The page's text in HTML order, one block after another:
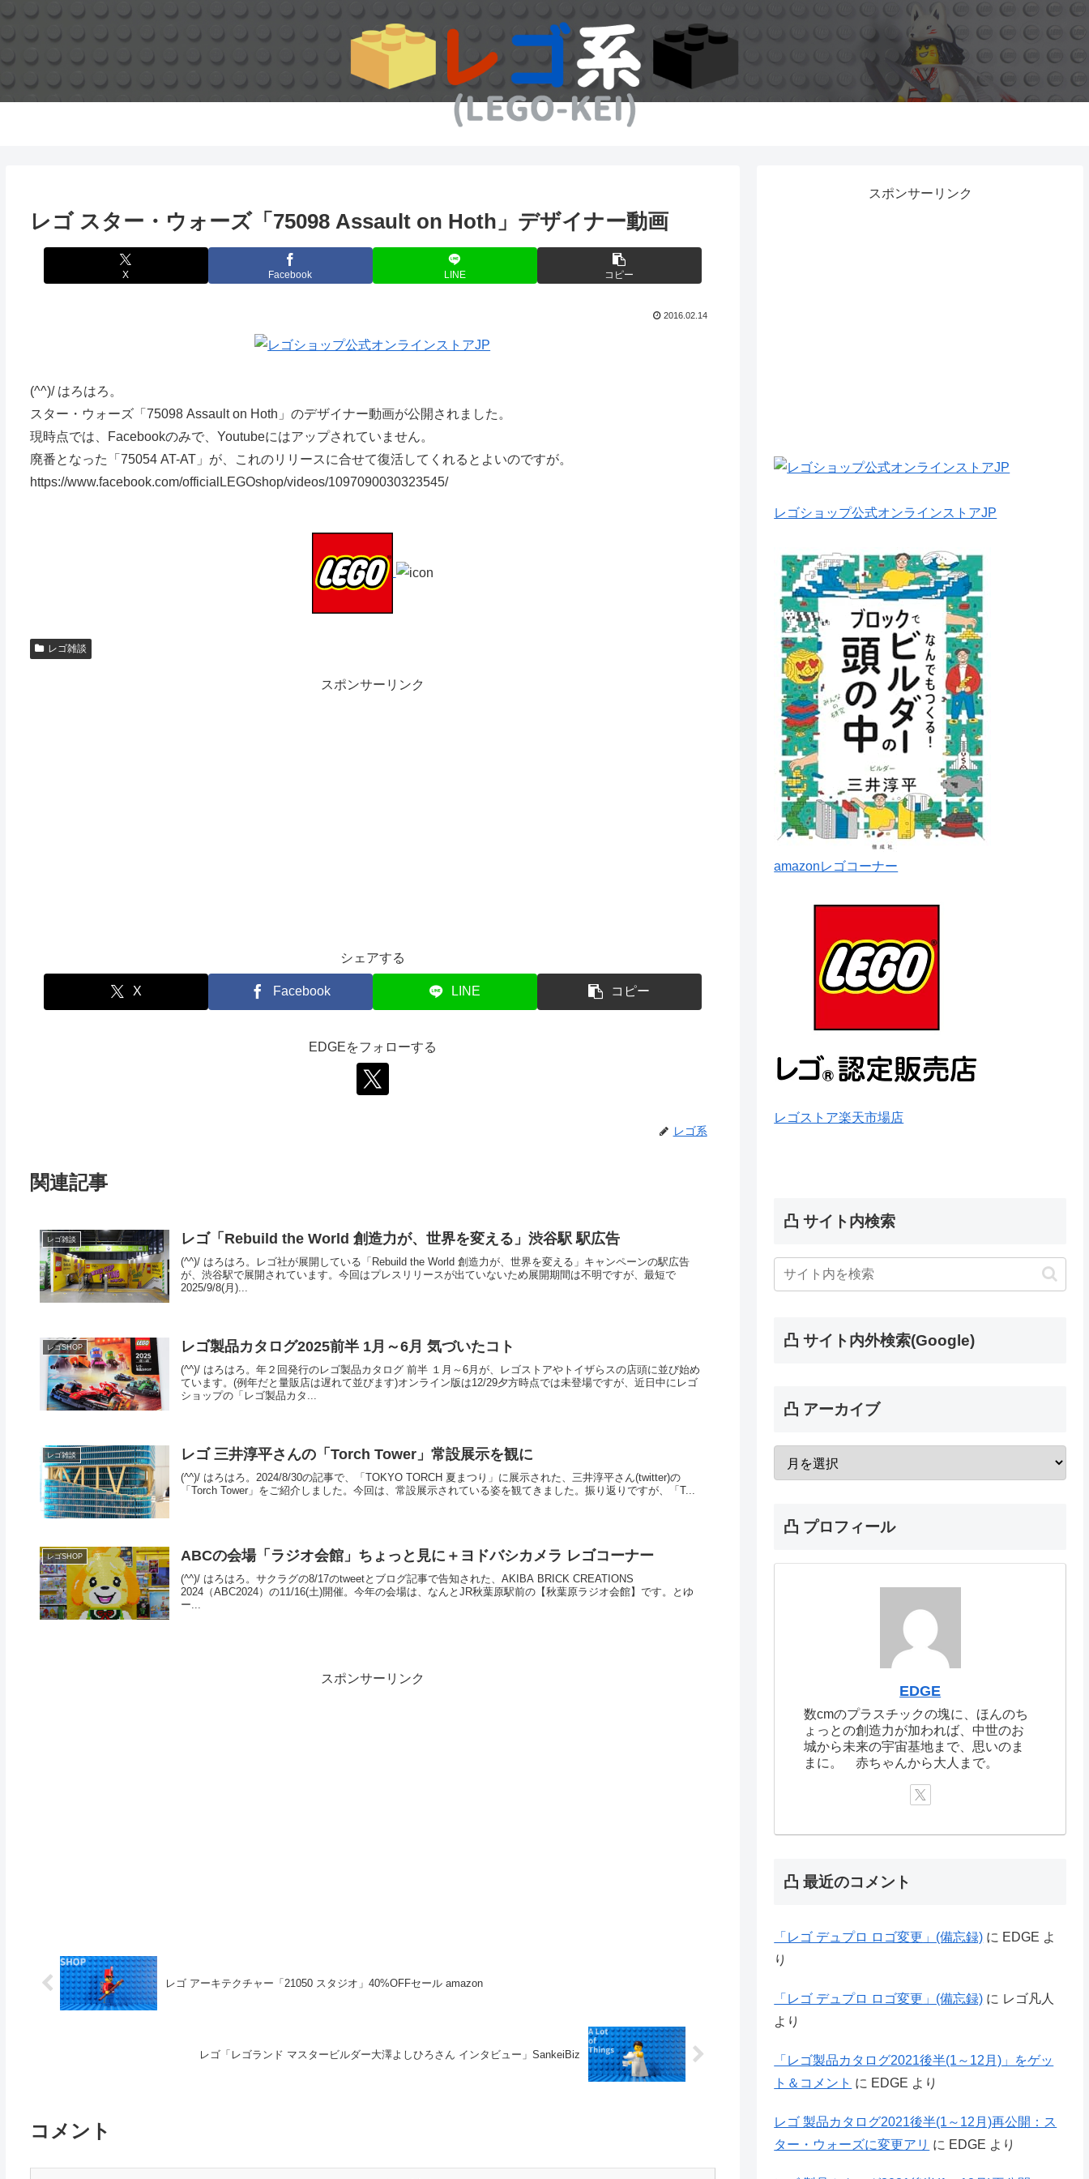
レゴ スター・ウォーズ「75098 Assault on Hoth」デザイナー動画
X Facebook LINE コピー
2016.02.14
(^^)/ はろはろ。
スター・ウォーズ「75098 Assault on Hoth」のデザイナー動画が公開されました。
現時点では、Facebookのみで、Youtubeにはアップされていません。
廃番となった「75054 AT-AT」が、これのリリースに合せて復活してくれるとよいのですが。
https://www.facebook.com/officialLEGOshop/videos/1097090030323545/
レゴ雑談
スポンサーリンク
シェアする
X Facebook LINE コピー
EDGEをフォローする
レゴ系
関連記事
レゴ雑談 レゴ「Rebuild the World 創造力が、世界を変える」渋谷駅 駅広告
(^^)/ はろはろ。レゴ社が展開している「Rebuild the World 創造力が、世界を変える」キャンペーンの駅広告
が、渋谷駅で展開されています。今回はプレスリリースが出ていないため展開期間は不明ですが、最短で
2025/9/8(月)...
レゴSHOP レゴ製品カタログ2025前半 1月～6月 気づいたコト
(^^)/ はろはろ。年２回発行のレゴ製品カタログ 前半 １月～6月が、レゴストアやトイザらスの店頭に並び始め
ています。(例年だと量販店は遅れて並びます)オンライン版は12/29夕方時点では未登場ですが、近日中にレゴ
ショップの「レゴ製品カタ...
レゴ雑談 レゴ 三井淳平さんの「Torch Tower」常設展示を観に
(^^)/ はろはろ。2024/8/30の記事で、「TOKYO TORCH 夏まつり」に展示された、三井淳平さん(twitter)の
「Torch Tower」をご紹介しました。今回は、常設展示されている姿を観てきました。振り返りですが、「T...
レゴSHOP ABCの会場「ラジオ会館」ちょっと見に＋ヨドバシカメラ レゴコーナー
(^^)/ はろはろ。サクラグの8/17のtweetとブログ記事で告知された、AKIBA BRICK CREATIONS
2024（ABC2024）の11/16(土)開催。今年の会場は、なんとJR秋葉原駅前の【秋葉原ラジオ会館】です。とゆ
ー...
スポンサーリンク
レゴ アーキテクチャー「21050 スタジオ」40%OFFセール amazon
レゴ「レゴランド マスタービルダー大澤よしひろさん インタビュー」SankeiBiz
コメント
スポンサーリンク
レゴショップ公式オンラインストアJP
amazonレゴコーナー
レゴストア楽天市場店
凸 サイト内検索
凸 サイト内外検索(Google)
凸 アーカイブ
凸 プロフィール
EDGE
数cmのプラスチックの塊に、ほんのち
ょっとの創造力が加われば、中世のお
城から未来の宇宙基地まで、思いのま
まに。 赤ちゃんから大人まで。
凸 最近のコメント
「レゴ デュプロ ロゴ変更」(備忘録) に EDGE よ
り
「レゴ デュプロ ロゴ変更」(備忘録) に レゴ凡人
より
「レゴ製品カタログ2021後半(1～12月)」をゲッ
ト＆コメント に EDGE より
レゴ 製品カタログ2021後半(1～12月)再公開：ス
ター・ウォーズに変更アリ に EDGE より